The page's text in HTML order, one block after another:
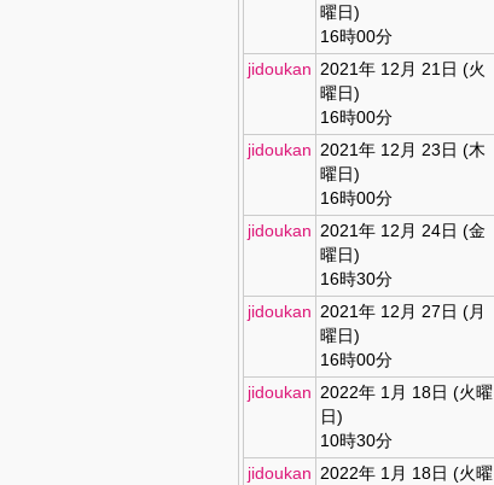
曜日)
16時00分
jidoukan 2021年 12月 21日 (火
曜日)
16時00分
jidoukan 2021年 12月 23日 (木
曜日)
16時00分
jidoukan 2021年 12月 24日 (金
曜日)
16時30分
jidoukan 2021年 12月 27日 (月
曜日)
16時00分
jidoukan 2022年 1月 18日 (火曜
日)
10時30分
jidoukan 2022年 1月 18日 (火曜